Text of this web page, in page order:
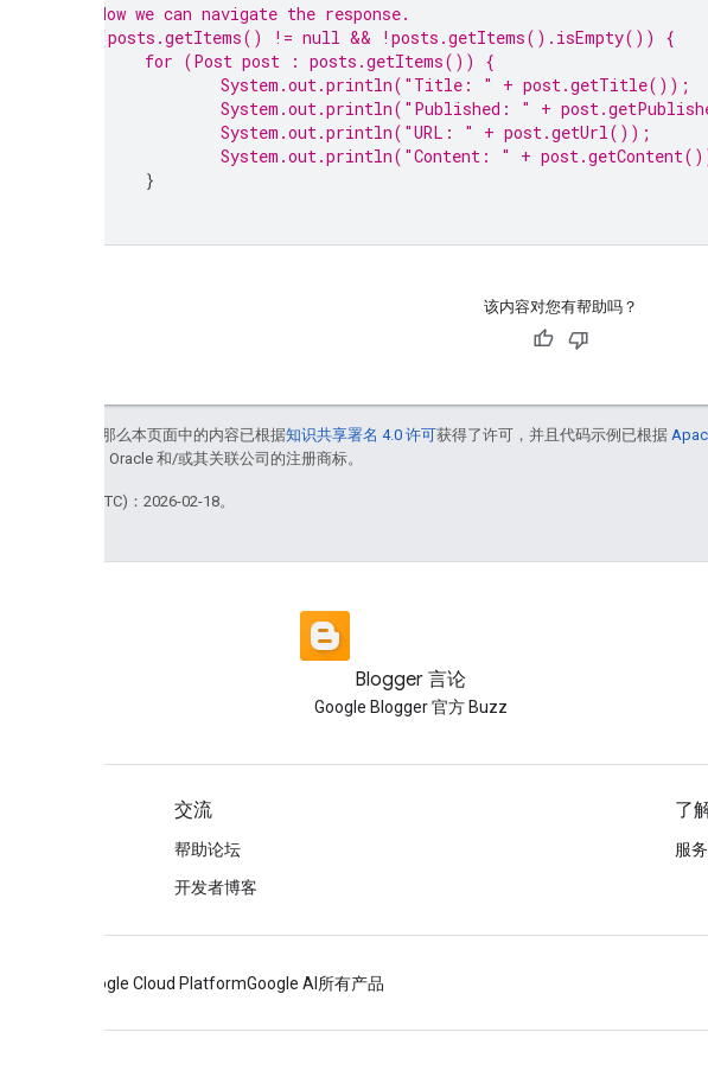
// Now we can navigate the response.
(posts.getItems() != null && !posts.getItems().isEmpty()) {
for (Post post : posts.getItems()) {
System.out.println( "Title: "
+ post.getTitle());
System.out.println( "Published: "
+
System.out.println( "URL: "
+ post.getUrl());
System.out.println( "Content: "
+
}
该内容对您有帮助吗？
如未另行说明，那么本页面中的内容已根据知识共享署名 4.0 许可获得了许可，并且代码示例已根据
。Java 是 Oracle 和/或其关联公司的注册商标。
最后更新时间 (UTC)：2026-02-18。
Blogger 言论
Google Blogger 官方 Buzz
交流
帮助论坛
开发者博客
了
服
Google Cloud PlatformGoogle AI 所有产品